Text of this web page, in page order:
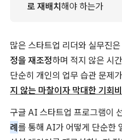
로 재배치해야 하는가
많은 스타트업 리더와 실무진은
정을 재조정하며 적지 않은 시
단순히 개인의 업무 습관 문제
지 않는 마찰이자 막대한 기회
구글 AI 스타트업 프로그램이
례를 통해 AI가 어떻게 단순한